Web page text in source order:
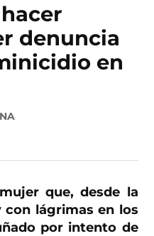
denuncia
en
mujer que, desde la
lágrimas en los
por intento de